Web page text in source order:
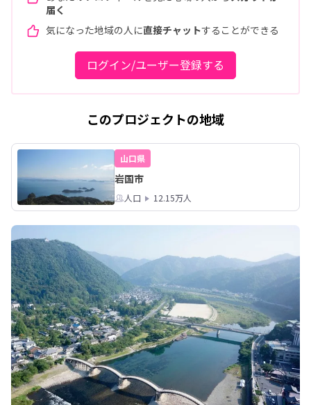
届く
気になった地域の人に直接チャットすることができる
ログイン/ユーザー登録する
このプロジェクトの地域
山口県
岩国市
人口 12.15万人